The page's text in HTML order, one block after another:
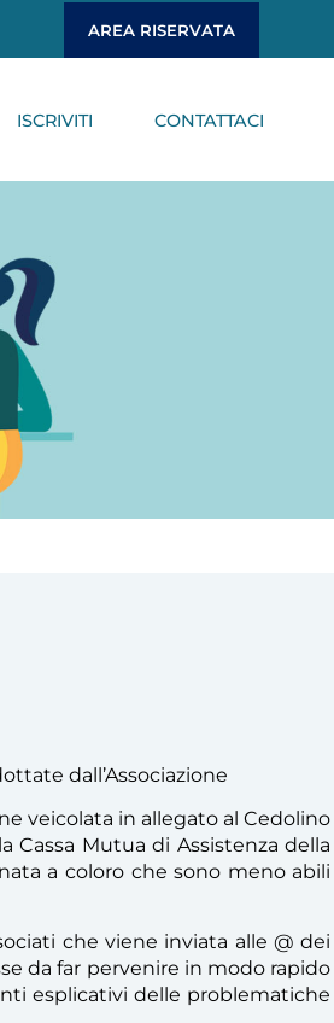
AREA RISERVATA
ISCRIVITI CONTATTACI
dall’Associazione
veicolata in allegato al Cedolino
Mutua di Assistenza della
a coloro che sono meno abili
che viene inviata alle @ dei
da far pervenire in modo rapido
esplicativi delle problematiche